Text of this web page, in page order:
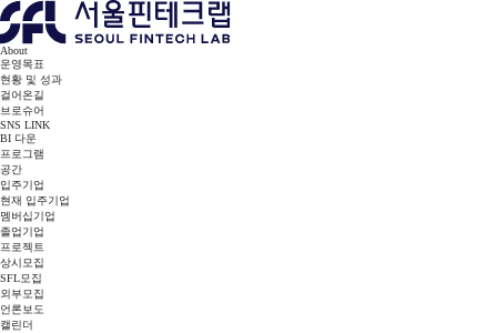
About
운영목표
현황 및 성과
걸어온길
브로슈어
SNS LINK
BI 다운
프로그램
공간
입주기업
현재 입주기업
멤버십기업
졸업기업
프로젝트
상시모집
SFL모집
외부모집
언론보도
캘린더